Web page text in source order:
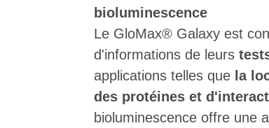
bioluminescence
Le GloMax® Galaxy est
d'informations de leurs
applications telles que la
des protéines et
bioluminescence offre une